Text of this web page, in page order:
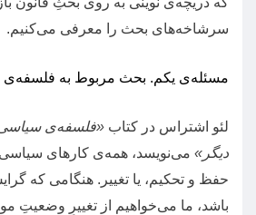
سرشاخه‌های بحث را معرفی می‌کنیم.
مسئله‌ی یکم. بحث مربوط به فلسفه‌ی
لئو اشتراس در کتاب «فلسفه‌ی
دیگر » می‌نویسد، همه‌‌ی کارهای
حفظ و تحکیم، یا تغییر . هنگامی که
باشد،‌ ما می‌خواهیم از تغییرِ وضعیتِ